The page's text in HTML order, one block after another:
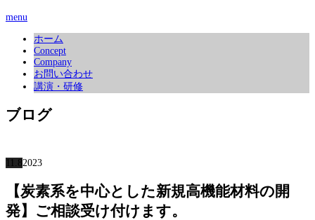
menu
ホーム
Concept
Company
お問い合わせ
講演・研修
ブログ
11.82023
【炭素系を中心とした新規高機能材料の開
発】ご相談受け付けます。